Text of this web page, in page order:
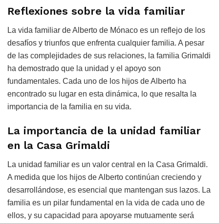
Reflexiones sobre la vida familiar
La vida familiar de Alberto de Mónaco es un reflejo de los
desafíos y triunfos que enfrenta cualquier familia. A pesar
de las complejidades de sus relaciones, la familia Grimaldi
ha demostrado que la unidad y el apoyo son
fundamentales. Cada uno de los hijos de Alberto ha
encontrado su lugar en esta dinámica, lo que resalta la
importancia de la familia en su vida.
La importancia de la unidad familiar
en la Casa Grimaldi
La unidad familiar es un valor central en la Casa Grimaldi.
A medida que los hijos de Alberto continúan creciendo y
desarrollándose, es esencial que mantengan sus lazos. La
familia es un pilar fundamental en la vida de cada uno de
ellos, y su capacidad para apoyarse mutuamente será